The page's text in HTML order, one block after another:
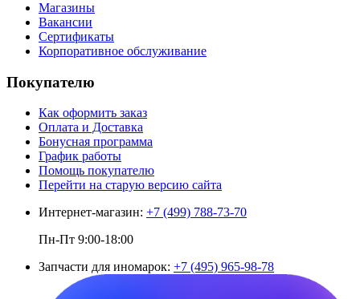
Магазины
Вакансии
Сертификаты
Корпоративное обслуживание
Покупателю
Как оформить заказ
Оплата и Доставка
Бонусная программа
График работы
Помощь покупателю
Перейти на старую версию сайта
Интернет-магазин: +7 (499) 788-73-70
Пн-Пт 9:00-18:00
Запчасти для иномарок: +7 (495) 965-98-78